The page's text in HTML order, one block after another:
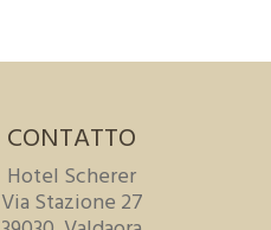
CONTATTO
Hotel Scherer
Via Stazione 27